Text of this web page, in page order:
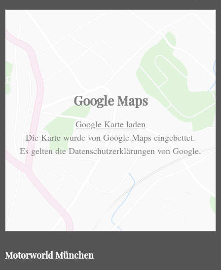
Google Maps
Google Karte laden
Die Karte wurde von Google Maps eingebettet.
Es gelten dieDatenschutzerklärungen von Google.
Motorworld München